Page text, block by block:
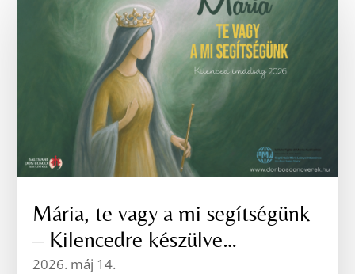
Mária, te vagy a mi segítségünk
– Kilencedre készülve…
2026. máj 14.